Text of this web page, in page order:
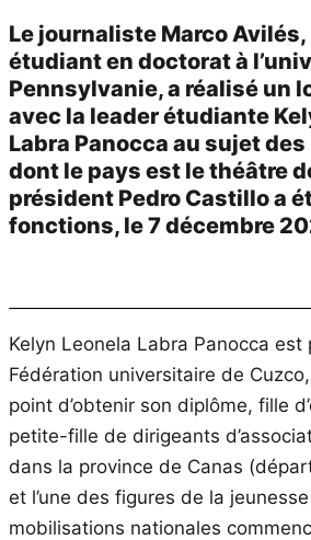
Le journaliste Marco
étudiant en doctorat à
Pennsylvanie, a réalisé un
avec la leader étudiante
Labra Panocca au sujet
dont le pays est le théâtre
président Pedro Castillo a
fonctions, le 7 décembre
Kelyn Leonela Labra Panocca
Fédération universitaire de
point d’obtenir son diplôme, fille
petite-fille de dirigeants
dans la province de Canas
et l’une des figures de la
mobilisations nationales